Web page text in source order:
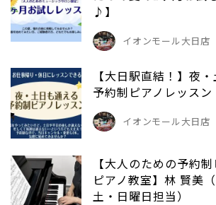
♪】
イオンモール大日店
【大日駅直結！】夜
予約制ピアノレッスン
イオンモール大日店
【大人のための予約
ピアノ教室】林 賢美
土・日曜日担当）